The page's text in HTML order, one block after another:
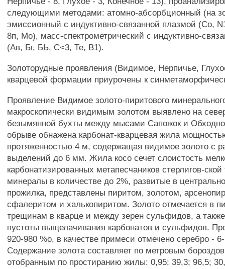
следующими методами: атомно-абсорбционный (на
эмиссионный с индуктивно-связанной плазмой (Со,
8п, Мо), масс-спектрометрический с индуктивно-
(Ав, Бг, БЬ, С<3, Те, В1).
Золоторудные проявления (Видимое, Нерпичье,
кварцевой формации приурочены к
Проявление Видимое золото-пиритового
макроскопически видимым золотом выявлено на
безымянной бухты между мысами Сапожок и
обрыве обнажена карбонат-кварцевая жила
протяженностью 4 м, содержащая видимое золото с
выделений до 6 мм. Жила косо сечет слоистость
карбонатизированных метапесчаников стерлигов-
минералы в количестве до 2%, развитые в
прожилка, представлены пиритом, золотом,
сфалеритом и халькопиритом. Золото отмечается в
трещинам в кварце и между зерен сульфидов, а
пустоты выщелачивания карбонатов и сульфидов.
920-980 %о, в качестве примеси отмечено серебро -
Содержание золота составляет по метровым
отобранным по простиранию жилы: 0,95; 39,3; 96,5;